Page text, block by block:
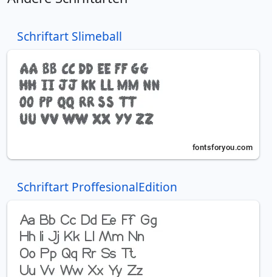
Schriftart Slimeball
Schriftart ProffesionalEdition